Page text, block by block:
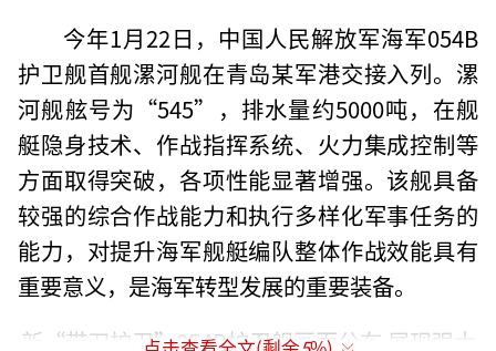
今年1月22日，中国人民解放军海军054B
护卫舰首舰漯河舰在青岛某军港交接入列。漯
河舰舷号为“545”，排水量约5000吨，在舰
艇隐身技术、作战指挥系统、火力集成控制等
方面取得突破，各项性能显著增强。该舰具备
较强的综合作战能力和执行多样化军事任务的
能力，对提升海军舰艇编队整体作战效能具有
重要意义，是海军转型发展的重要装备。
新“带刀护卫”054B护卫舰画面公布 展现强大